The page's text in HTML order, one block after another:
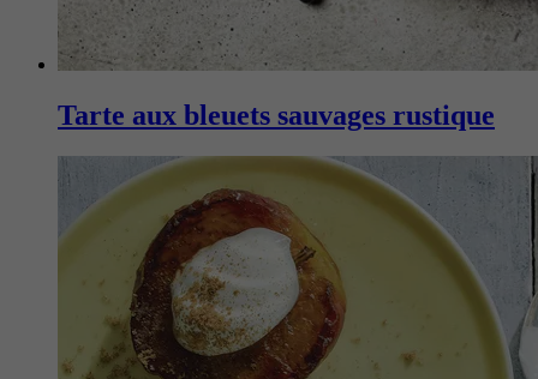
Tarte aux bleuets sauvages rustique